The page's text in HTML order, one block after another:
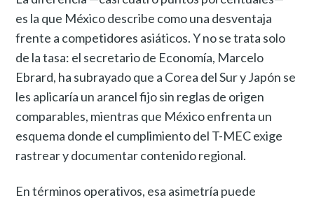
es la que México describe como una desventaja
frente a competidores asiáticos. Y no se trata solo
de la tasa: el secretario de Economía, Marcelo
Ebrard, ha subrayado que a Corea del Sur y Japón se
les aplicaría un arancel fijo sin reglas de origen
comparables, mientras que México enfrenta un
esquema donde el cumplimiento del T-MEC exige
rastrear y documentar contenido regional.
En términos operativos, esa asimetría puede